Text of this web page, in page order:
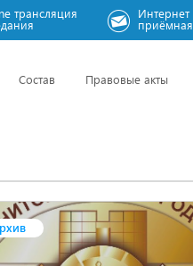
трансляция Интернет
приёмная
Состав Правовые акты